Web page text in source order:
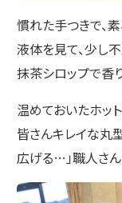
慣れた手つきで、
液体を見て、少し不
抹茶シロップで香
温めておいたホッ
皆さんキレイな丸
広げる…」職人さ